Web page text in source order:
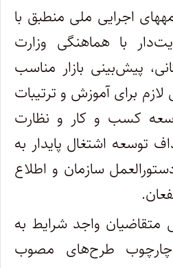
اجرایی ملی منطبق با
با هماهنگی وزارت
پیش‌بینی بازار مناسب
برای آموزش و ترتیبات
کسب و کار و نظارت
توسعه اشتغال پایدار به
سازمان و اطلاع
.
واجد شرایط به
طرح‌های مصوب